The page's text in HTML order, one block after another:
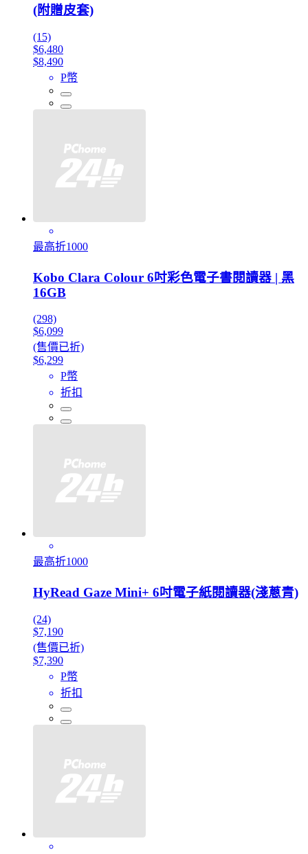
(附贈皮套)
(15)
$6,480
$8,490
P幣
最高折1000
Kobo Clara Colour 6吋彩色電子書閱讀器 | 黑
16GB
(298)
$6,099
(售價已折)
$6,299
P幣
折扣
最高折1000
HyRead Gaze Mini+ 6吋電子紙閱讀器(淺蔥青)
(24)
$7,190
(售價已折)
$7,390
P幣
折扣